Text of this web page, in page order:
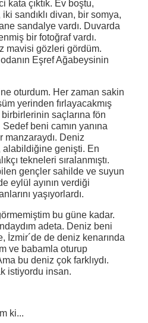
çıktık. Ev boştu,
sandıklı divan, bir somya,
sandalye vardı. Duvarda
bir fotoğraf vardı.
mavisi gözleri gördüm.
Eşref Ağabeysinin
Her zaman sakin
yerinden fırlayacakmış
saçlarına fön
beni camın yanına
manzaraydı. Deniz
alabildiğine genişti. En
tekneleri sıralanmıştı.
bilen gençler sahilde ve suyun
eylül ayının verdiği
yaşıyorlardı.
bu güne kadar.
adeta. Deniz beni
İzmir´de de deniz kenarında
ve babamla oturup
bu deniz çok farklıydı.
istiyordu insan.
ki...